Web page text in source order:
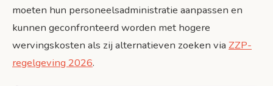
moeten hun personeelsadministratie aanpassen en
kunnen geconfronteerd worden met hogere
wervingskosten als zij alternatieven zoeken via ZZP-
regelgeving 2026.